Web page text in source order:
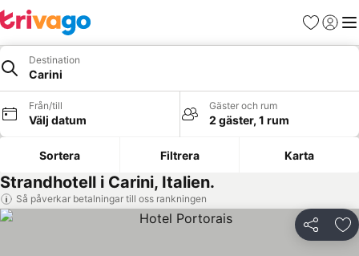
Favoriter
Logga
Destination
Carini
Från/till
Välj datum
Gäster och rum
2 gäster, 1 rum
Sortera Filtrera Karta
Strandhotell i Carini, Italien.
Så påverkar betalningar till oss rankningen
Dela